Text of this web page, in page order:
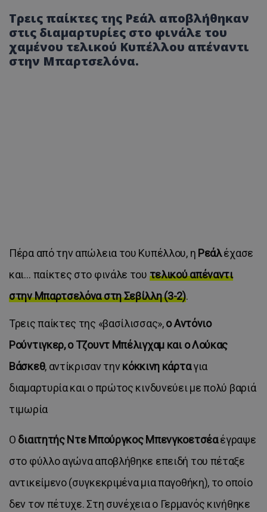
Τρεις παίκτες της Ρεάλ αποβλήθηκαν
στις διαμαρτυρίες στο φινάλε του
χαμένου τελικού Κυπέλλου απέναντι
στην Μπαρτσελόνα.
Πέρα από την απώλεια του Κυπέλλου, η Ρεάλέχασε
και… παίκτες στο φινάλε του τελικού απέναντι
στην Μπαρτσελόνα στη Σεβίλλη (3-2).
Τρεις παίκτες της «βασίλισσας»,ο Αντόνιο
Ρούντιγκερ, ο Τζουντ Μπέλιγχαμ και ο Λούκας
Βάσκεθ, αντίκρισαν τηνκόκκινη κάρταγια
διαμαρτυρία και ο πρώτος κινδυνεύει με πολύ βαριά
τιμωρία
Ο διαιτητής Ντε Μπούργκος Μπενγκοετσέαέγραψε
στο φύλλο αγώνα αποβλήθηκε επειδή του πέταξε
αντικείμενο (συγκεκριμένα μια παγοθήκη), το οποίο
δεν τον πέτυχε. Στη συνέχεια ο Γερμανός κινήθηκε